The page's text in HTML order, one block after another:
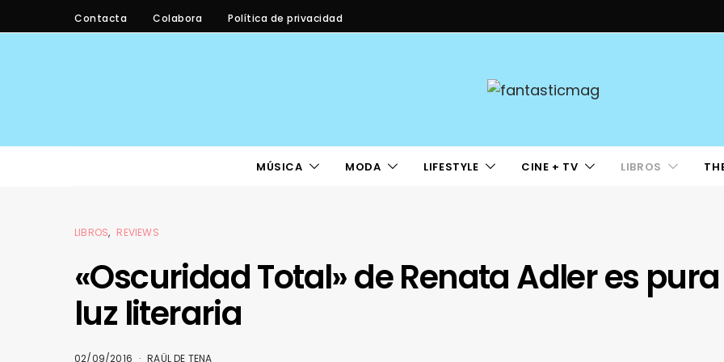
Contacta Colabora Política de privacidad
MÚSICA MODA LIFESTYLE CINE + TV LIBROS
LIBROS REVIEWS
«Oscuridad Total» de Renata Adler es pura
luz literaria
02/09/2016 RAÜL DE TENA